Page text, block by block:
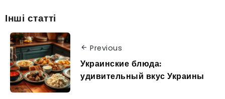
Інші статті
Previous
Украинские блюда:
удивительный вкус Украины